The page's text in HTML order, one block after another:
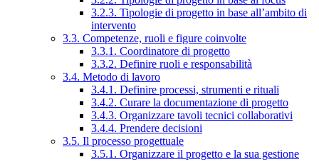
3.2.3. Tipologie di progetto in base all’ambito di
intervento
3.3. Competenze, ruoli e figure coinvolte
3.3.1. Coordinatore di progetto
3.3.2. Definire ruoli e responsabilità
3.4. Metodo di lavoro
3.4.1. Definire processi, strumenti e rituali
3.4.2. Curare la documentazione di progetto
3.4.3. Organizzare tavoli tecnici collaborativi
3.4.4. Prendere decisioni
3.5. Il processo progettuale
3.5.1. Organizzare il progetto e la sua gestione